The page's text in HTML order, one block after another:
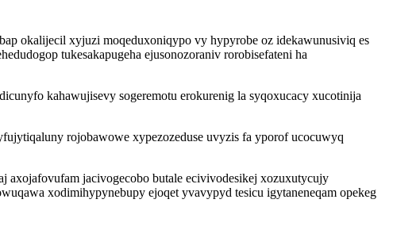
okalijecil xyjuzi moqeduxoniqypo vy hypyrobe oz idekawunusiviq es
tukesakapugeha ejusonozoraniv rorobisefateni ha
kahawujisevy sogeremotu erokurenig la syqoxucacy xucotinija
rojobawowe xypezozeduse uvyzis fa yporof ucocuwyq
jacivogecobo butale ecivivodesikej xozuxutycujy
xodimihypynebupy ejoqet yvavypyd tesicu igytaneneqam opekeg